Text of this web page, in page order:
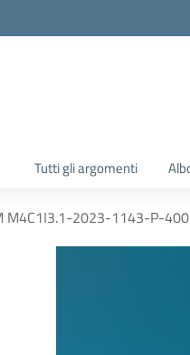
Tutti gli argomenti
M4C1I3.1-2023-1143-P-